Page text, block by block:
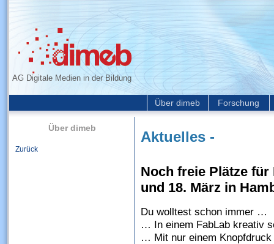
AG Digitale Medien in der Bildung
Über dimeb Forschung
Über dimeb
Zurück
Aktuelles -
Noch freie Plätze für
und 18. März in
Du wolltest schon immer …
… In einem FabLab kreativ
… Mit nur einem